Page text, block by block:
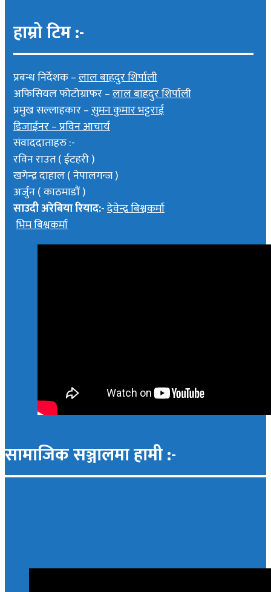
हाम्रो टिम :-
प्रबन्ध निर्देशक –लाल बाहदुर शिर्पाली
अफिसियल फोटोग्राफर –लाल बाहदुर शिर्पाली
प्रमुख सल्लाहकार –सुमन कुमार भट्टराई
डिजाईनर – प्रविन आचार्य
संवाददाताहरु :-
रविन राउत ( ईटहरी )
खगेन्द्र दाहाल ( नेपालगन्ज )
अर्जुन ( काठमाडौं )
साउदी अरेबिया रियाद:-देवेन्द्र बिश्वकर्मा
भिम बिश्वकर्मा
सामाजिक सञ्जालमा हामी :-